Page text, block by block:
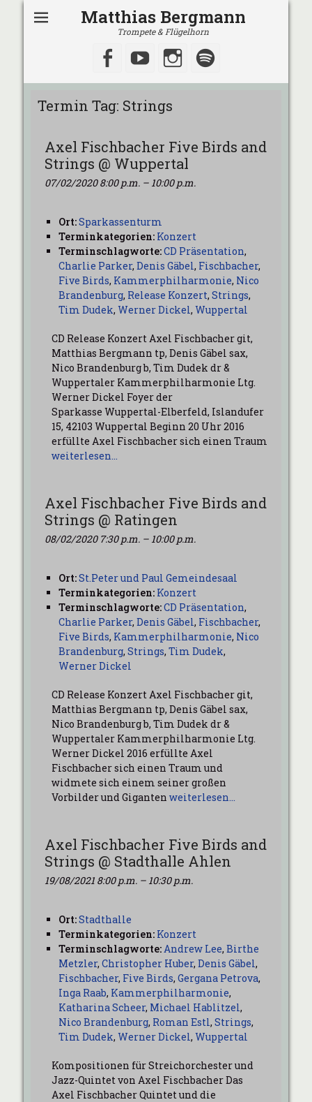
Matthias Bergmann
Trompete & Flügelhorn
Facebook
YouTubeInstagram
Termin Tag: Strings
Axel Fischbacher Five Birds and
Strings @ Wuppertal
07/02/2020 8:00 p.m. – 10:00 p.m.
Ort:Sparkassenturm
Terminkategorien: Konzert
Terminschlagworte:CD Präsentation,
Charlie Parker, Denis Gäbel, Fischbacher,
Five Birds, Kammerphilharmonie, Nico
Brandenburg, Release Konzert, Strings,
Tim Dudek, Werner Dickel, Wuppertal
CD Release Konzert Axel Fischbacher git,
Matthias Bergmann tp, Denis Gäbel sax,
Nico Brandenburg b, Tim Dudek dr &
Wuppertaler Kammerphilharmonie Ltg.
Werner Dickel Foyer der
Sparkasse Wuppertal-Elberfeld, Islandufer
15, 42103 Wuppertal Beginn 20 Uhr 2016
erfüllte Axel Fischbacher sich einen Traum
weiterlesen…
Axel Fischbacher Five Birds and
Strings @ Ratingen
08/02/2020 7:30 p.m. – 10:00 p.m.
Ort:St.Peter und Paul Gemeindesaal
Terminkategorien: Konzert
Terminschlagworte:CD Präsentation,
Charlie Parker, Denis Gäbel, Fischbacher,
Five Birds, Kammerphilharmonie, Nico
Brandenburg, Strings, Tim Dudek,
Werner Dickel
CD Release Konzert Axel Fischbacher git,
Matthias Bergmann tp, Denis Gäbel sax,
Nico Brandenburg b, Tim Dudek dr &
Wuppertaler Kammerphilharmonie Ltg.
Werner Dickel 2016 erfüllte Axel
Fischbacher sich einen Traum und
widmete sich einem seiner großen
Vorbilder und Giganten weiterlesen…
Axel Fischbacher Five Birds and
Strings @ Stadthalle Ahlen
19/08/2021 8:00 p.m. – 10:30 p.m.
Ort:Stadthalle
Terminkategorien: Konzert
Terminschlagworte:Andrew Lee, Birthe
Metzler, Christopher Huber, Denis Gäbel,
Fischbacher, Five Birds, Gergana Petrova,
Inga Raab, Kammerphilharmonie,
Katharina Scheer, Michael Hablitzel,
Nico Brandenburg, Roman Estl, Strings,
Tim Dudek, Werner Dickel, Wuppertal
Kompositionen für Streichorchester und
Jazz-Quintet von Axel Fischbacher Das
Axel Fischbacher Quintet und die